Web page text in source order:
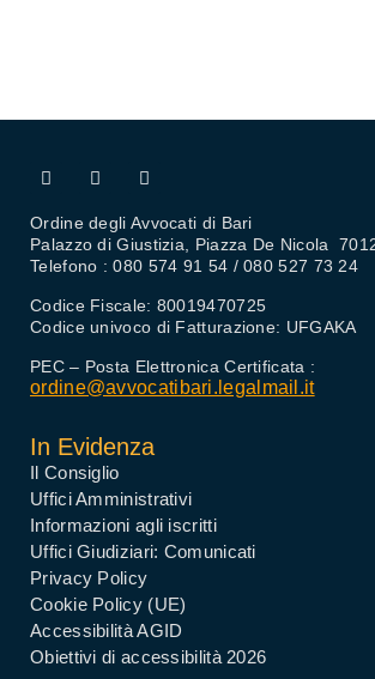
Ordine degli Avvocati di Bari
Palazzo di Giustizia, Piazza De Nicola
Telefono : 080 574 91 54 / 080 527 73 24
Codice Fiscale: 80019470725
Codice univoco di Fatturazione: UFGAKA
PEC – Posta Elettronica Certificata :
ordine@avvocatibari.legalmail.it
In Evidenza
Il Consiglio
Uffici Amministrativi
Informazioni agli iscritti
Uffici Giudiziari: Comunicati
Privacy Policy
Cookie Policy (UE)
Accessibilità AGID
Obiettivi di accessibilità 2026